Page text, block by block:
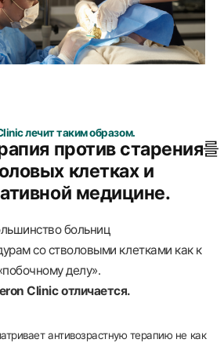
лечит таким образом.
против старения를
клетках и
медицине.
больниц
со стволовыми клетками как к
делу».
Clinic отличается.
антивозрастную терапию не как